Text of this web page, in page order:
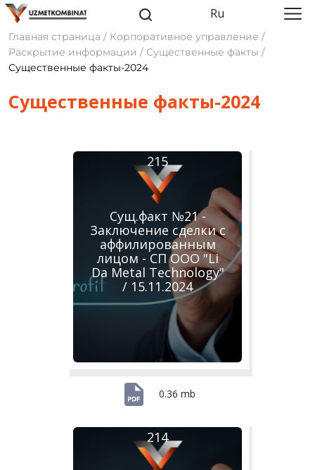
Ru
Главная страница / Корпоративное управление /
Раскрытие информации / Существенные факты /
Существенные факты-2024
Cущественные факты-2024
Сущ.факт №21 -
Заключение сделки с
аффилированным
лицом - СП ООО "Li
Da Metal Technology"
/ 15.11.2024
215
0.36 mb
214